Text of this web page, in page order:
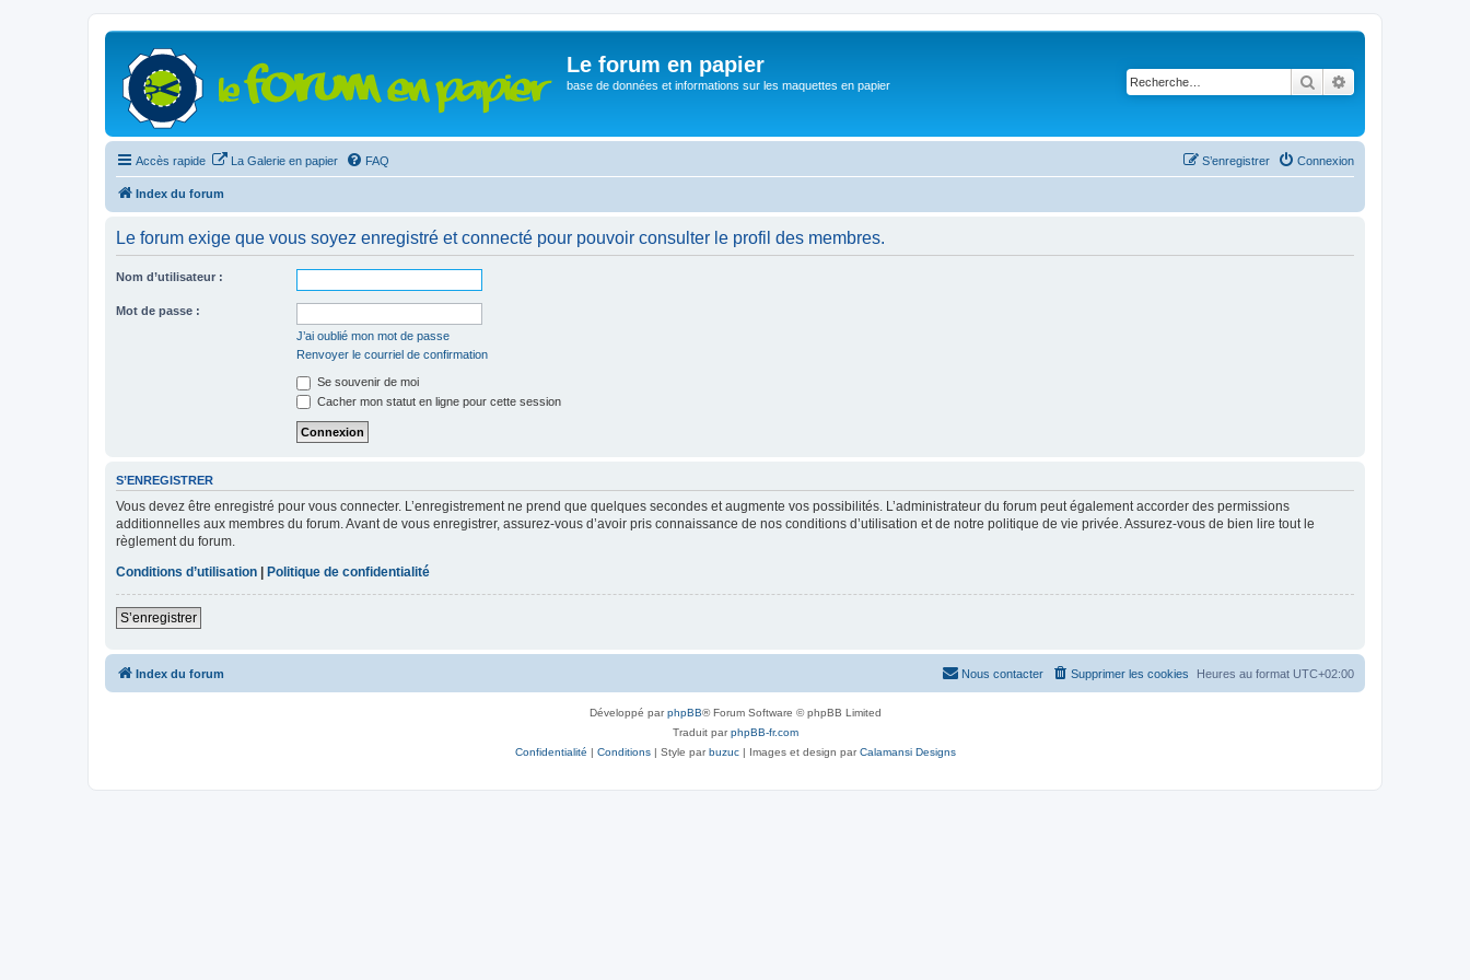
Le forum en papier
base de données et informations sur les maquettes en papier Rechercher
Accès rapide La Galerie en papier FAQ Connexion
S’enregistrer
Index du forum
Le forum exige que vous soyez enregistré et connecté pour pouvoir consulter le profil des membres.
Nom d’utilisateur :
Mot de passe :
J’ai oublié mon mot de passe
Renvoyer le courriel de confirmation
Se souvenir de moi
Cacher mon statut en ligne pour cette session
S’ENREGISTRER
Vous devez être enregistré pour vous connecter. L’enregistrement ne prend que quelques secondes et augmente vos possibilités. L’administrateur du forum peut également accorder des permissions
additionnelles aux membres du forum. Avant de vous enregistrer, assurez-vous d’avoir pris connaissance de nos conditions d’utilisation et de notre politique de vie privée. Assurez-vous de bien lire tout le
règlement du forum.
Conditions d’utilisation | Politique de confidentialité
S’enregistrer
Index du forum Heures au format UTC+02:00
Supprimer les cookies
Nous contacter
Développé parphpBB® Forum Software © phpBB Limited
Traduit parphpBB-fr.com
Confidentialité | Conditions| Style parbuzuc| Images et design parCalamansi Designs